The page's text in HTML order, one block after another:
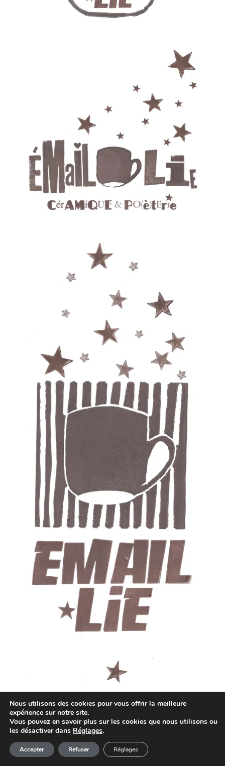
Article ajouté au panier
0 Produit - 0,00
Nous utilisons des cookies pour vous offrir la meilleure
expérience sur notre site.
Vous pouvez en savoir plus sur les cookies que nous utilisons ou
les désactiver dans Réglages.
Accepter Refuser Réglages